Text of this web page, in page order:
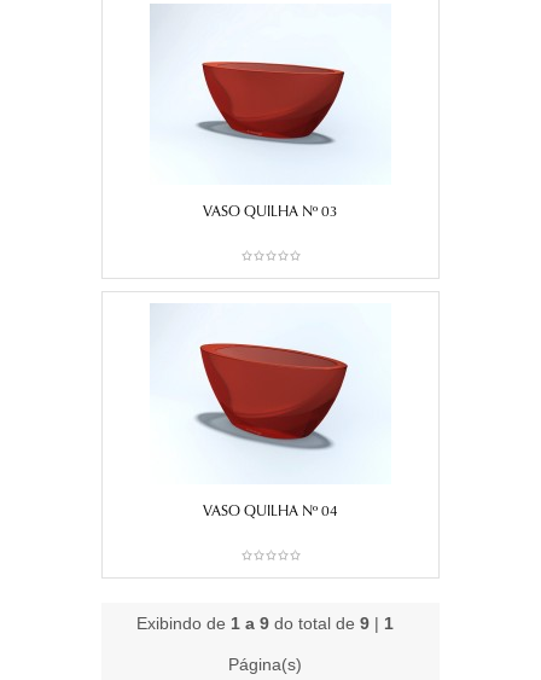
VASO QUILHA Nº 03
VASO QUILHA Nº 04
Exibindo de 1 a 9do total de 9| 1
Página(s)